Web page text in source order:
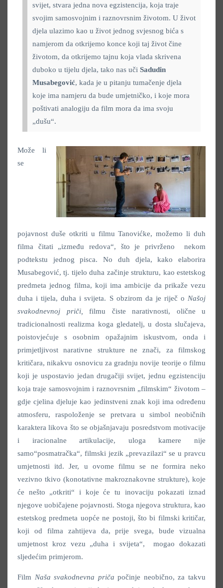
svijet, stvara jedna nova egzistencija, koja traje
svojim samosvojnim i raznovrsnim životom. U život
djela ulazimo kao u život jednog svjesnog bića s
namjerom da otkrijemo konce koji taj život čine
životom, da otkrijemo tajnu koja vlada skrivena
duboko u tijelu djela, tako nas uči Sadudin
Musabegović, kada je u pitanju tumačenje djela
koje ima namjeru da bude umjetničko, i koje mora
poštivati analogiju da film mora da ima svoju
„dušu“.
Može li
se
pojavnost duše otkriti u filmu Tanovićke, možemo li duh
filma čitati „između redova“, što je privrženo nekom
podtekstu jednog pisca. No duh djela, kako elaborira
Musabegović, tj. tijelo duha začinje strukturu, kao estetskog
predmeta jednog filma, koji ima ambicije da prikaže vezu
duha i tijela, duha i svijeta. S obzirom da je riječ o Našoj
svakodnevnoj priči, filmu čiste narativnosti, olične u
tradicionalnosti realizma koga gledatelj, u dosta slučajeva,
poistovjećuje s osobnim opažajnim iskustvom, onda i
primjetljivost narativne strukture ne znači, za filmskog
kritičara, nikakvu osnovicu za gradnju novije teorije o filmu
koji je uspostavio jedan drugačiji svijet, jednu egzistenciju
koja traje samosvojnim i raznovrsnim „filmskim“ životom –
gdje cjelina djeluje kao jedinstveni znak koji ima određenu
atmosferu, raspoloženje se pretvara u simbol neobičnih
karaktera likova što se objašnjavaju posredstvom motivacije
i iracionalne artikulacije, uloga kamere nije
samo“posmatračka“, filmski jezik „prevazilazi“ se u pravcu
umjetnosti itd. Jer, u ovome filmu se ne formira neko
vezivno tkivo (konotativne makroznakovne strukture), koje
će nešto „otkriti“ i koje će tu inovaciju pokazati iznad
njegove uobičajene pojavnosti. Stoga njegova struktura, kao
estetskog predmeta uopće ne postoji, što bi filmski kritičar,
koji od filma zahtijeva da, prije svega, bude vizualna
umjetnost kroz vezu „duha i svijeta“, mogao dokazati
sljedećim primjerom.
Film Naša svakodnevna priča počinje neobično, za takvu